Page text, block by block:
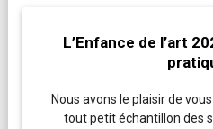
L’Enfance de l’art
Nous avons le plaisir de
tout petit échantillon des